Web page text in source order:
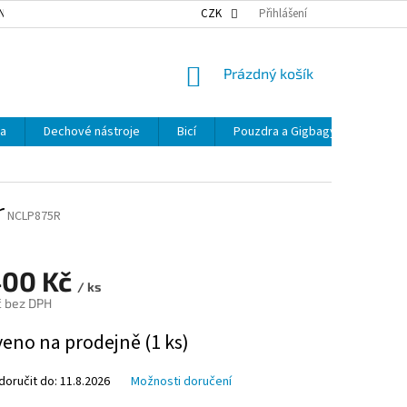
OCHRANY OSOBNÍCH ÚDAJŮ NAŠE DOPRAVA
CZK Přihlášení
NÁKUPNÍ
Prázdný košík
Dechové nástroje Bicí Pouzdra a Gigbagy
NCLP875R
Kč / ks
bez DPH
na prodejně (1 ks)
do: 11.8.2026 Možnosti doručení